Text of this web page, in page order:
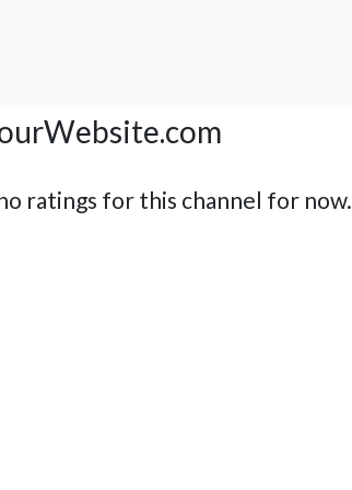
ratings for this channel for now.